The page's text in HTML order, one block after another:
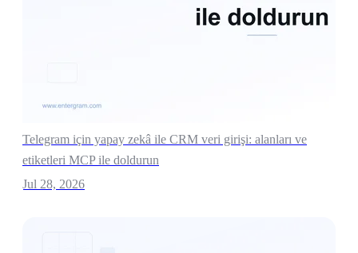
Telegram için yapay zekâ ile CRM veri girişi: alanları ve
etiketleri MCP ile doldurun
Jul 28, 2026